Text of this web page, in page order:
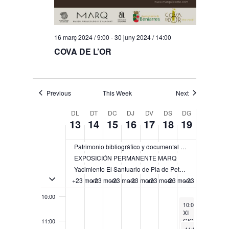
16 març 2024 / 9:00 -30 juny 2024 / 14:00
COVA DE L’OR
Previous This Week Next
DL
13
DT
14
DC
15
DJ
16
DV
17
DS
18
DG
19
Toggle multiday esdeveniments
Patrimonio bibliográfico y documental del Instituto Alicantino de Cultura Juan Gil-Albert (IAC)
EXPOSICIÓN PERMANENTE MARQ
Yacimiento El Santuario de Pla de Petracos
+23 more+23 more+23 more+23 more+23 more+23 more+23 more
3:00
4:00
6:00
10:00
11:00
May 19, 2024
10:00
XI
CICLO
May 19, 2024